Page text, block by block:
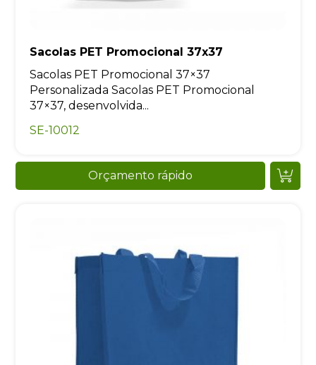
Sacolas PET Promocional 37x37
Sacolas PET Promocional 37×37
Personalizada Sacolas PET Promocional
37×37, desenvolvida...
SE-10012
Orçamento rápido